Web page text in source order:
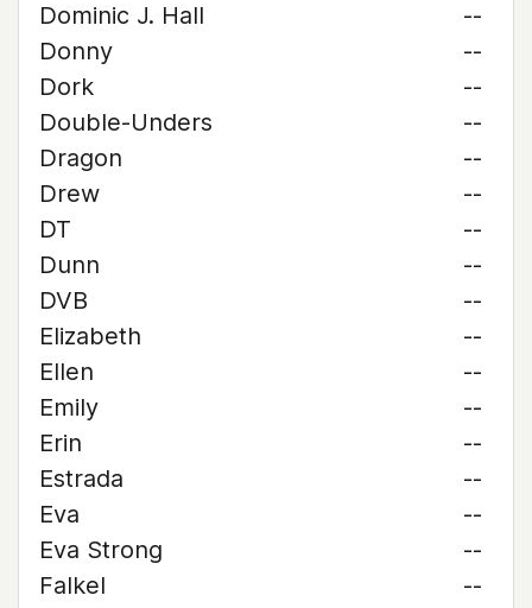
Dominic J. Hall
--
Donny
--
Dork
--
Double-Unders
--
Dragon
--
Drew
--
DT
--
Dunn
--
DVB
--
Elizabeth
--
Ellen
--
Emily
--
Erin
--
Estrada
--
Eva
--
Eva Strong
--
Falkel
--